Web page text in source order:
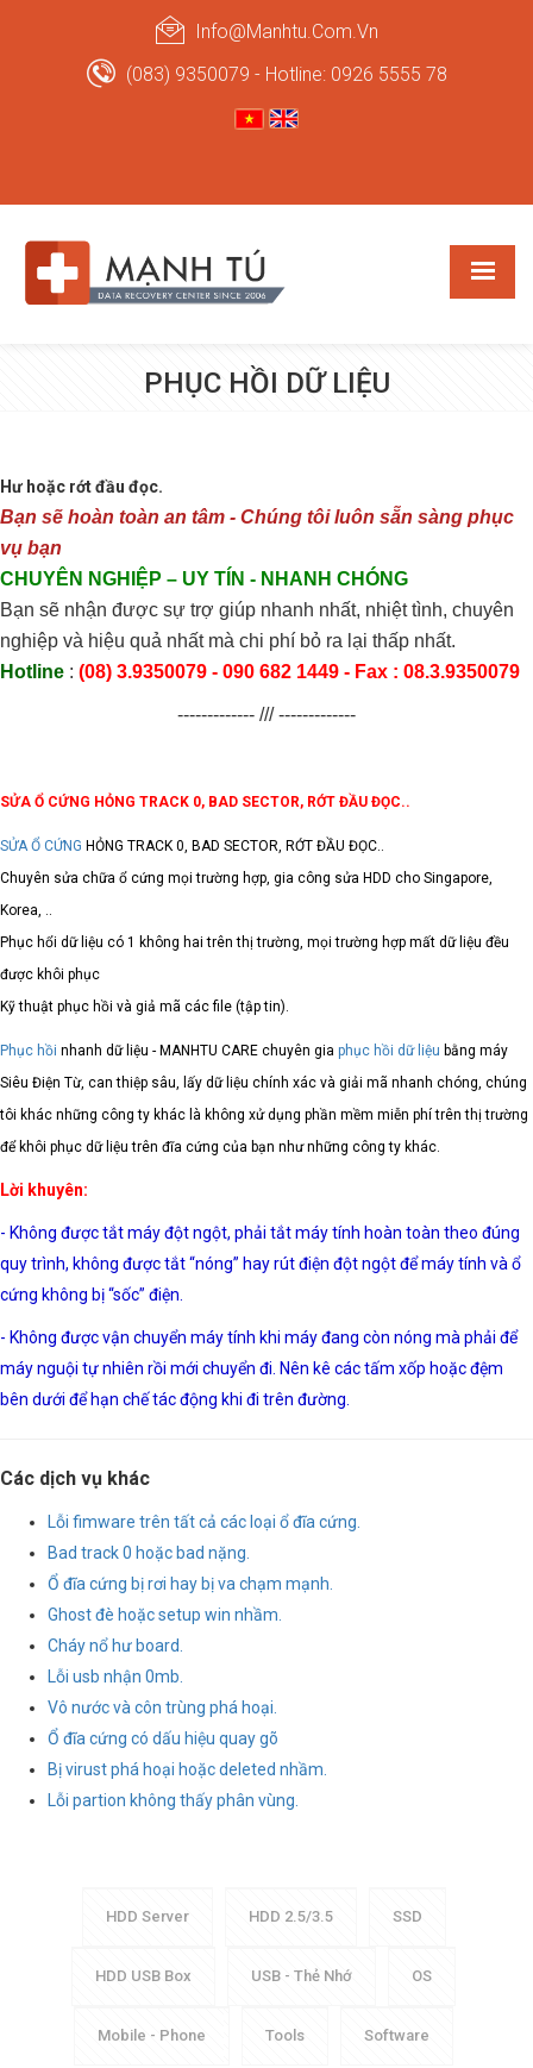
Info@manhtu.com.vn
(083) 9350079 - Hotline: 0926 5555 78
PHỤC HỒI DỮ LIỆU
Hư hoặc rớt đầu đọc.
Bạn sẽ hoàn toàn an tâm - Chúng tôi luôn sẵn sàng phục
vụ bạn
CHUYÊN NGHIỆP – UY TÍN - NHANH CHÓNG
Bạn sẽ nhận được sự trợ giúp nhanh nhất, nhiệt tình, chuyên
nghiệp và hiệu quả nhất mà chi phí bỏ ra lại thấp nhất.
Hotline : (08) 3.9350079 - 090 682 1449 - Fax : 08.3.9350079
------------- /// -------------
SỬA Ổ CỨNG HỎNG TRACK 0, BAD SECTOR, RỚT ĐẦU ĐỌC..
SỬA Ổ CỨNG HỎNG TRACK 0, BAD SECTOR, RỚT ĐẦU ĐỌC..
Chuyên sửa chữa ổ cứng mọi trường hợp, gia công sửa HDD cho Singapore,
Korea, ..
Phục hổi dữ liệu có 1 không hai trên thị trường, mọi trường hợp mất dữ liệu đều
được khôi phục
Kỹ thuật phục hồi và giả mã các file (tập tin).
Phục hồi nhanh dữ liệu - MANHTU CARE chuyên gia phục hồi dữ liệu bằng máy
Siêu Điện Từ, can thiệp sâu, lấy dữ liệu chính xác và giải mã nhanh chóng, chúng
tôi khác những công ty khác là không xử dụng phần mềm miễn phí trên thị trường
để khôi phục dữ liệu trên đĩa cứng của bạn như những công ty khác.
Lời khuyên:
- Không được tắt máy đột ngột, phải tắt máy tính hoàn toàn theo đúng
quy trình, không được tắt “nóng” hay rút điện đột ngột để máy tính và ổ
cứng không bị “sốc” điện.
- Không được vận chuyển máy tính khi máy đang còn nóng mà phải để
máy nguội tự nhiên rồi mới chuyển đi. Nên kê các tấm xốp hoặc đệm
bên dưới để hạn chế tác động khi đi trên đường.
Các dịch vụ khác
Lỗi fimware trên tất cả các loại ổ đĩa cứng.
Bad track 0 hoặc bad nặng.
Ổ đĩa cứng bị rơi hay bị va chạm mạnh.
Ghost đè hoặc setup win nhầm.
Cháy nổ hư board.
Lỗi usb nhận 0mb.
Vô nước và côn trùng phá hoại.
Ổ đĩa cứng có dấu hiệu quay gõ
Bị virust phá hoại hoặc deleted nhầm.
Lỗi partion không thấy phân vùng.
HDD Server HDD 2.5/3.5 SSD
HDD USB Box USB - Thẻ Nhớ OS
Mobile - Phone Tools Software